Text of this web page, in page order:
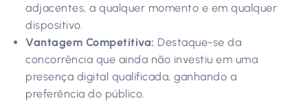
adjacentes, a qualquer momento e em qualquer
dispositivo.
Vantagem Competitiva: Destaque-se da
concorrência que ainda não investiu em uma
presença digital qualificada, ganhando a
preferência do público.